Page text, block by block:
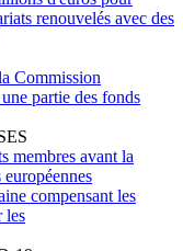
renouvelés avec des
Commission
partie des fonds
membres avant la
compensant les
les